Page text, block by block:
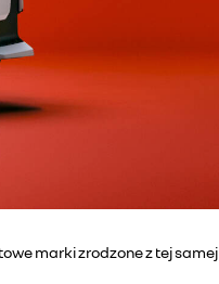
marki zrodzone z tej samej